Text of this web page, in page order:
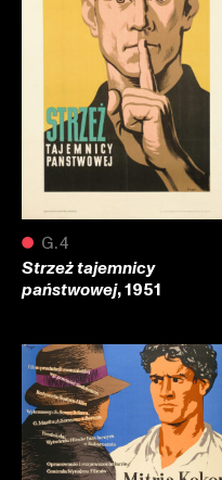
● G.4
Strzeż tajemnicy
państwowej, 1951